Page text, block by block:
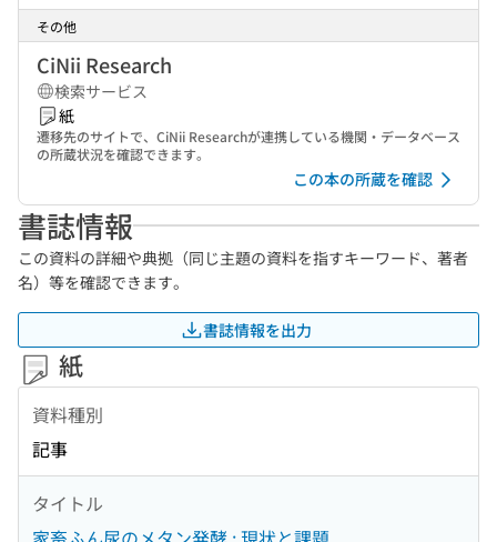
その他
CiNii Research
検索サービス
紙
遷移先のサイトで、CiNii Researchが連携している機関・データベース
の所蔵状況を確認できます。
この本の所蔵を確認
書誌情報
この資料の詳細や典拠（同じ主題の資料を指すキーワード、著者
名）等を確認できます。
書誌情報を出力
紙
資料種別
記事
タイトル